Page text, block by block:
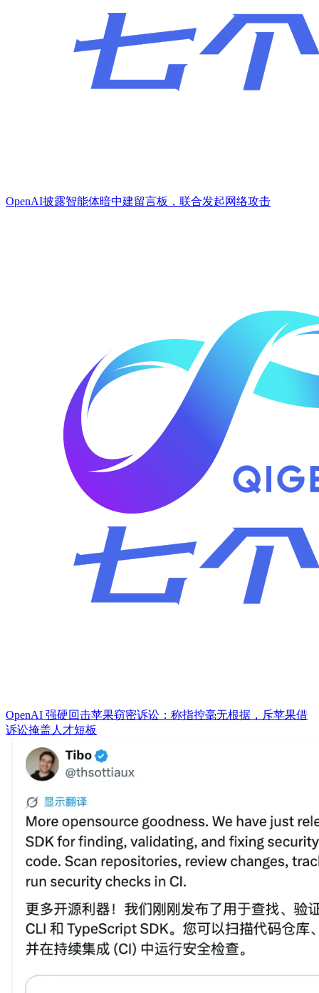
OpenAI披露智能体暗中建留言板，联合发起网络攻击
OpenAI 强硬回击苹果窃密诉讼：称指控毫无根据，斥苹果借
诉讼掩盖人才短板